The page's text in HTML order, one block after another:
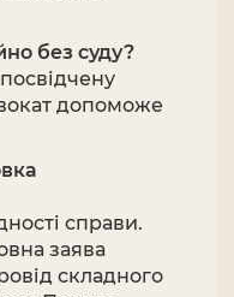
без суду?
допоможе
справи.
заява
складного